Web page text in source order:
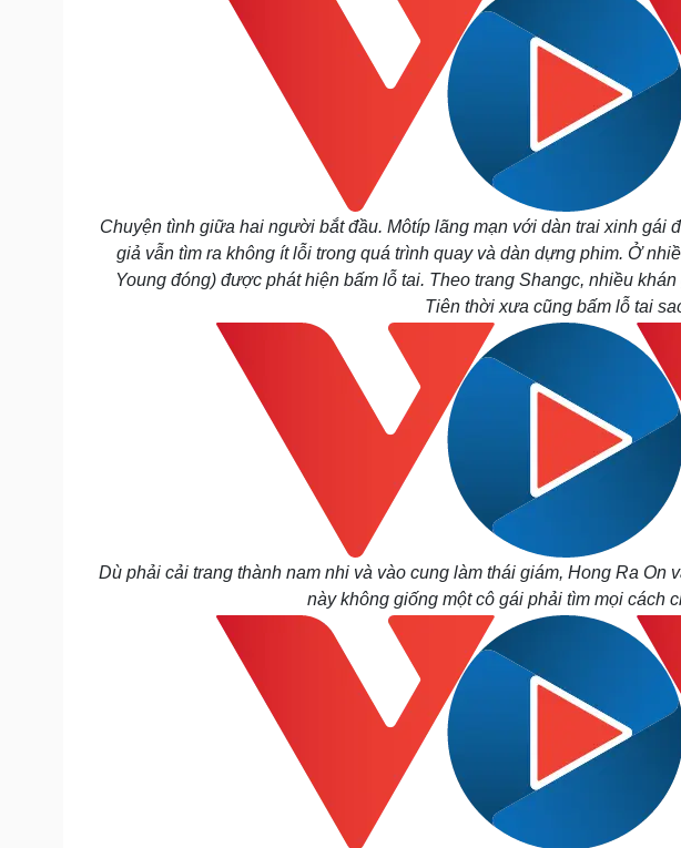
Chuyện tình giữa hai người bắt đầu. Môtíp lãng mạn với dàn trai xinh gái
giả vẫn tìm ra không ít lỗi trong quá trình quay và dàn dựng phim. Ở
Young đóng) được phát hiện bấm lỗ tai. Theo trang Shangc, nhiều khán
Tiên thời xưa cũng bấm lỗ tai
Dù phải cải trang thành nam nhi và vào cung làm thái giám, Hong Ra On
này không giống một cô gái phải tìm mọi cách